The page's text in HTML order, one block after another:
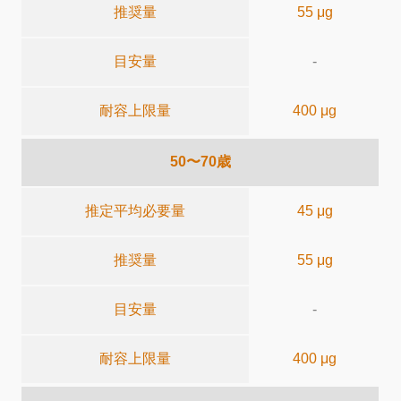
推奨量 55 μg
目安量 -
耐容上限量 400 μg
50〜70歳
推定平均必要量 45 μg
推奨量 55 μg
目安量 -
耐容上限量 400 μg